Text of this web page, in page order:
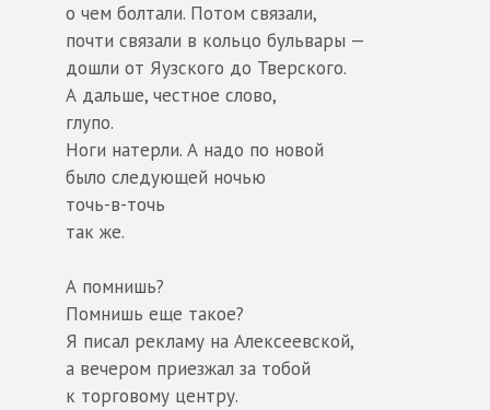
о чем болтали. Потом связали,
почти связали в кольцо бульвары —
дошли от Яузского до Тверского.
А дальше, честное слово,
глупо.
Ноги натерли. А надо по новой
было следующей ночью
точь-в-точь
так же.
А помнишь?
Помнишь еще такое?
Я писал рекламу на Алексеевской,
а вечером приезжал за тобой
к торговому центру.